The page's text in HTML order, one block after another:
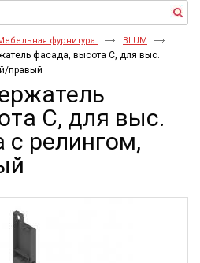
фурнитура
BLUM
фасада, высота C, для выс.
правый
C, для выс.
с релингом,